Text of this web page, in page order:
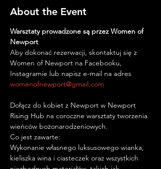
About the Event
Warsztaty prowadzone są przez Women of
Newport
Aby dokonać rezerwacji, skontaktuj się z
Women of Newport na Facebooku,
Instagramie lub napisz e-mail na adres
womenofnewport@gmail.com
Dołącz do kobiet z Newport w Newport
Rising Hub na coroczne warsztaty tworzenia
wieńców bożonarodzeniowych.
Co jest zawarte:
Wykonanie własnego luksusowego wianka,
kieliszka wina i ciasteczek oraz wszystkich